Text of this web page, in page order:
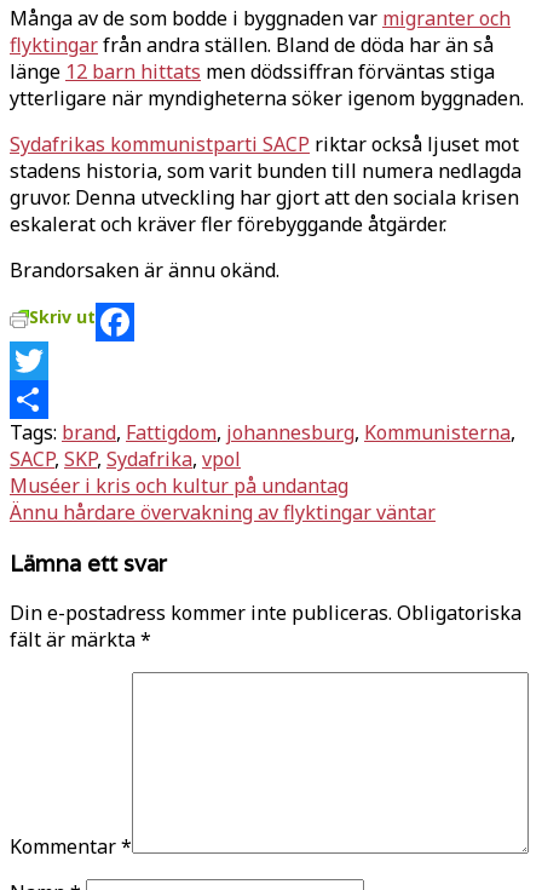
Många av de som bodde i byggnaden var migranter och
flyktingarfrån andra ställen. Bland de döda har än så
länge 12 barn hittats men dödssiffran förväntas stiga
ytterligare när myndigheterna söker igenom byggnaden.
Sydafrikas kommunistparti SACP riktar också ljuset mot
stadens historia, som varit bunden till numera nedlagda
gruvor. Denna utveckling har gjort att den sociala krisen
eskalerat och kräver fler förebyggande åtgärder.
Brandorsaken är ännu okänd.
Skriv ut
Facebook
Twitter
Dela
Tags: brand, Fattigdom, johannesburg, Kommunisterna,
SACP, SKP, Sydafrika, vpol
Inläggsnavigering
Muséer i kris och kultur på undantag
Ännu hårdare övervakning av flyktingar väntar
Lämna ett svar
Din e-postadress kommer inte publiceras. Obligatoriska
fält är märkta*
Kommentar*